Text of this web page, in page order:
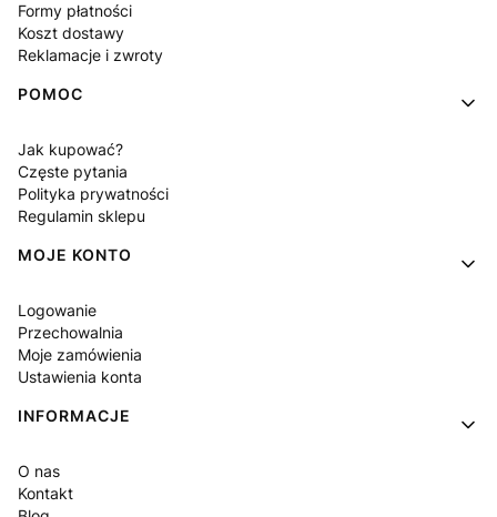
Formy płatności
Koszt dostawy
Reklamacje i zwroty
POMOC
Jak kupować?
Częste pytania
Polityka prywatności
Regulamin sklepu
MOJE KONTO
Logowanie
Przechowalnia
Moje zamówienia
Ustawienia konta
INFORMACJE
O nas
Kontakt